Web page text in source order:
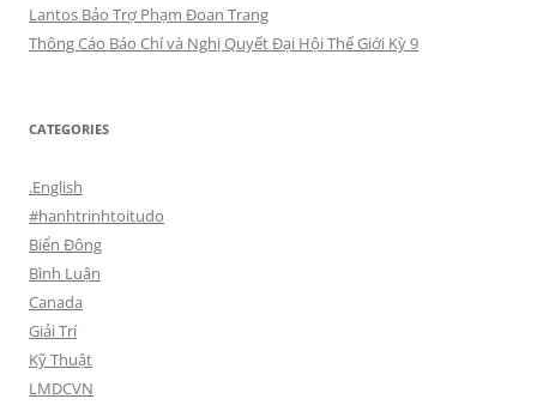
Lantos Bảo Trợ Phạm Đoan Trang
Thông Cáo Báo Chí và Nghị Quyết Đại Hội Thế Giới Kỳ 9
CATEGORIES
.English
#hanhtrinhtoitudo
Biển Đông
Bình Luận
Canada
Giải Trí
Kỹ Thuật
LMDCVN